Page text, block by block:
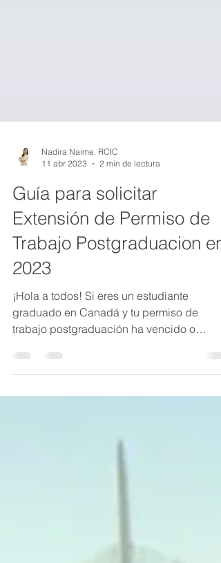
Nadira Naime, RCIC
11 abr 2023
2 min de lectura
Guía para solicitar
Extensión de Permiso de
Trabajo Postgraduacion en
2023
graduado en Canadá y tu permiso de
trabajo postgraduación ha vencido o
vencerá en cualquier momento...